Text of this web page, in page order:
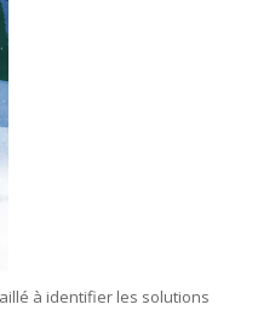
à identifier les solutions